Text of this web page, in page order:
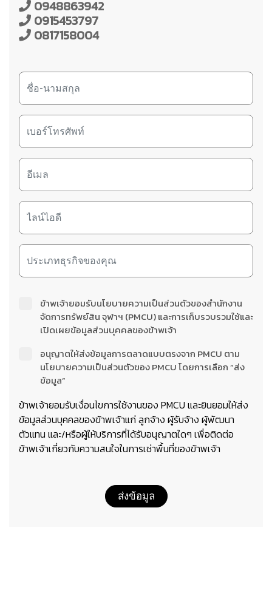
0948863942
0915453797
0817158004
ข้าพเจ้ายอมรับนโยบายความเป็นส่วนตัวของสำนักงาน
จัดการทรัพย์สิน จุฬาฯ (PMCU) และการเก็บรวบรวมใช้และ
เปิดเผยข้อมูลส่วนบุคคลของข้าพเจ้า
อนุญาตให้ส่งข้อมูลการตลาดแบบตรงจาก PMCU ตาม
นโยบายความเป็นส่วนตัวของ PMCU โดยการเลือก “ส่ง
ข้อมูล”
ข้าพเจ้ายอมรับเงื่อนไขการใช้งานของ PMCU และยินยอมให้ส่ง
ข้อมูลส่วนบุคคลของข้าพเจ้าแก่ ลูกจ้าง ผู้รับจ้าง ผู้พัฒนา
ตัวแทน และ/หรือผู้ให้บริการที่ได้รับอนุญาตใดๆ เพื่อติดต่อ
ข้าพเจ้าเกี่ยวกับความสนใจในการเช่าพื้นที่ของข้าพเจ้า
ส่งข้อมูล